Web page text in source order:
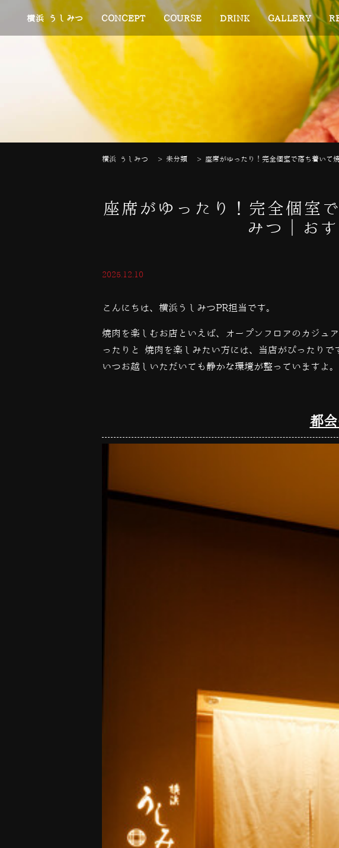
横浜 うしみつ CONCEPT COURSE DRINK GALLERY
横浜 うしみつ > 未分類 > 座席がゆったり！完全個室で落ち着いて
座席がゆったり！完全個室
みつ｜お
2025.12.10
こんにちは、横浜うしみつPR担当です。
焼肉を楽しむお店といえば、オープンフロアのカジュ
ったりと 焼肉を楽しみたい方には、当店がぴったり
いつお越しいただいても静かな環境が整っていますよ。
都